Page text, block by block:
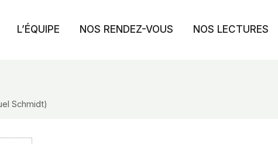
L’ÉQUIPE NOS RENDEZ-VOUS NOS LECTURES
Schmidt)